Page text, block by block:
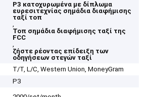
P3 κατοχυρωμένα με δίπλωμα
ευρεσιτεχνίας σημάδια διαφήμισης
ταξί τοπ
,
Τοπ σημάδια διαφήμισης ταξί της
FCC
,
ζήστε ρέοντας επίδειξη των
οδηγήσεων στεγών ταξί
T/T, L/C, Western Union, MoneyGram
P3